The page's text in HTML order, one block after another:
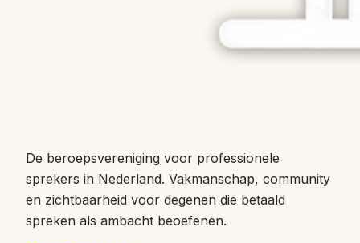
De beroepsvereniging voor professionele
sprekers in Nederland. Vakmanschap, community
en zichtbaarheid voor degenen die betaald
spreken als ambacht beoefenen.